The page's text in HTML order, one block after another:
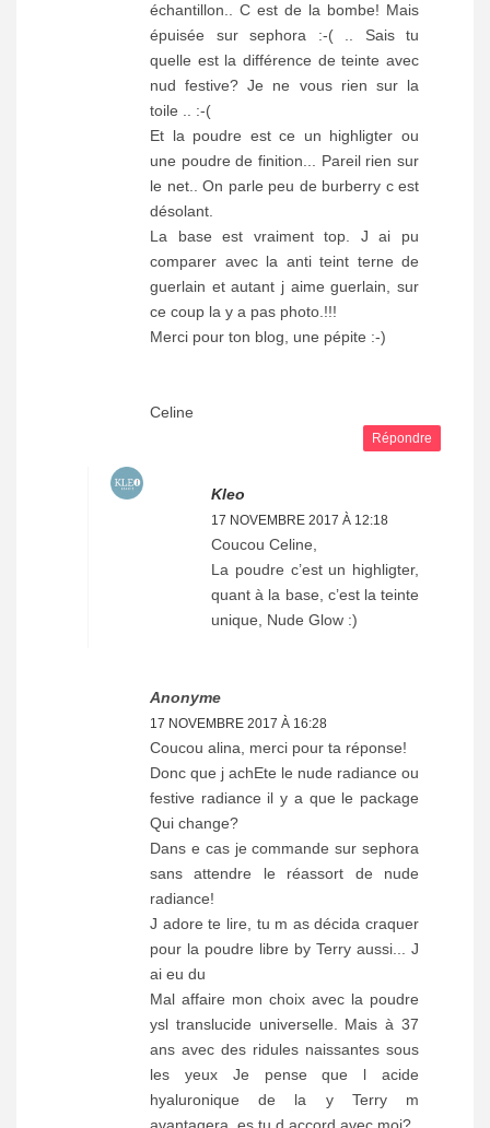
échantillon.. C est de la bombe! Mais
épuisée sur sephora :-( .. Sais tu
quelle est la différence de teinte avec
nud festive? Je ne vous rien sur la
toile .. :-(
Et la poudre est ce un highligter ou
une poudre de finition... Pareil rien sur
le net.. On parle peu de burberry c est
désolant.
La base est vraiment top. J ai pu
comparer avec la anti teint terne de
guerlain et autant j aime guerlain, sur
ce coup la y a pas photo.!!!
Merci pour ton blog, une pépite :-)
Celine
Répondre
Kleo
17 NOVEMBRE 2017 À 12:18
Coucou Celine,
La poudre c’est un highligter,
quant à la base, c’est la teinte
unique, Nude Glow :)
Anonyme
17 NOVEMBRE 2017 À 16:28
Coucou alina, merci pour ta réponse!
Donc que j achEte le nude radiance ou
festive radiance il y a que le package
Qui change?
Dans e cas je commande sur sephora
sans attendre le réassort de nude
radiance!
J adore te lire, tu m as décida craquer
pour la poudre libre by Terry aussi... J
ai eu du
Mal affaire mon choix avec la poudre
ysl translucide universelle. Mais à 37
ans avec des ridules naissantes sous
les yeux Je pense que l acide
hyaluronique de la y Terry m